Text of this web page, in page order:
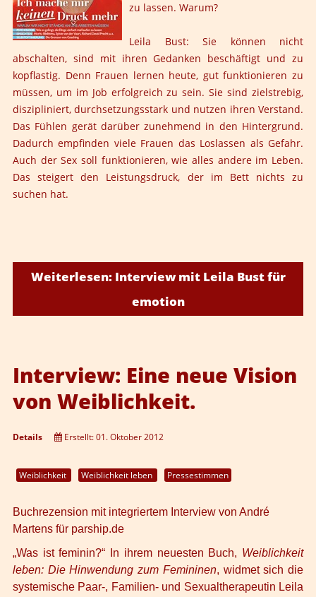
zu lassen. Warum?
Leila Bust: Sie können nicht
abschalten, sind mit ihren Gedanken beschäftigt und zu
kopflastig. Denn Frauen lernen heute, gut funktionieren zu
müssen, um im Job erfolgreich zu sein. Sie sind zielstrebig,
diszipliniert, durchsetzungsstark und nutzen ihren Verstand.
Das Fühlen gerät darüber zunehmend in den Hintergrund.
Dadurch empfinden viele Frauen das Loslassen als Gefahr.
Auch der Sex soll funktionieren, wie alles andere im Leben.
Das steigert den Leistungsdruck, der im Bett nichts zu
suchen hat.
Weiterlesen: Interview mit Leila Bust für
emotion
Interview: Eine neue Vision
von Weiblichkeit.
Details Erstellt: 01. Oktober 2012
Weiblichkeit Weiblichkeit leben Pressestimmen
Buchrezension mit integriertem Interview von André
Martens für parship.de
„Was ist feminin?“ In ihrem neuesten Buch, Weiblichkeit
leben: Die Hinwendung zum Femininen, widmet sich die
systemische Paar-, Familien- und Sexualtherapeutin Leila